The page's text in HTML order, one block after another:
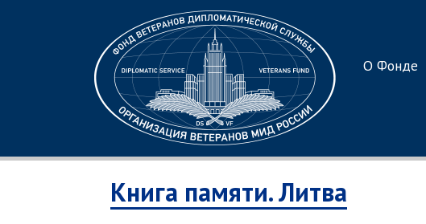
О Фонде
Книга памяти. Литва